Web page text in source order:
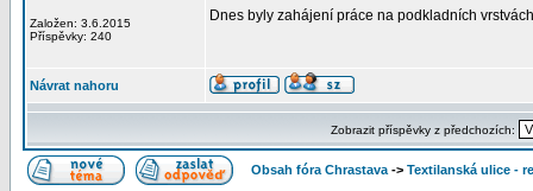
Založen: 3.6.2015
Příspěvky: 240
Dnes byly zahájení práce na podkladních
Návrat nahoru
Zobrazit příspěvky z předchozích:
Obsah fóra Chrastava -> Textilanská ulice -